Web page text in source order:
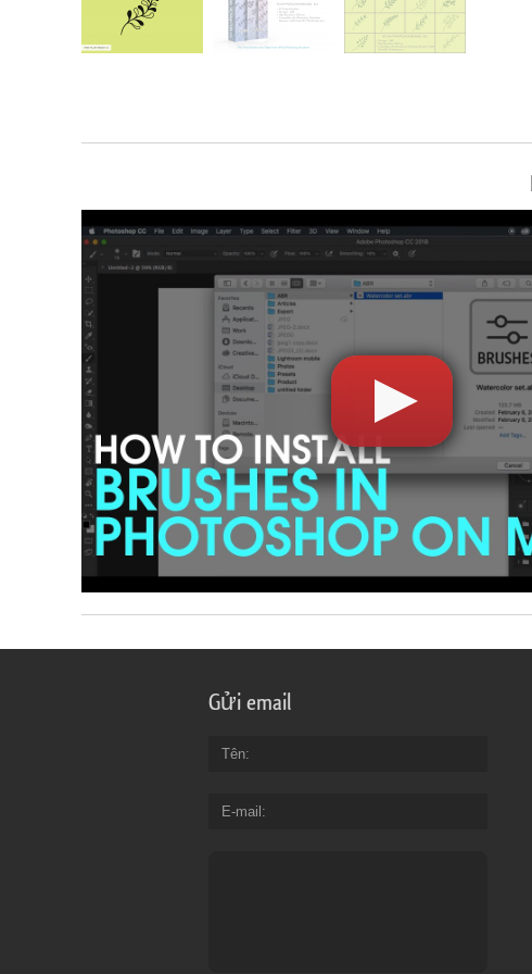
Gửi email
Tên
E-mail